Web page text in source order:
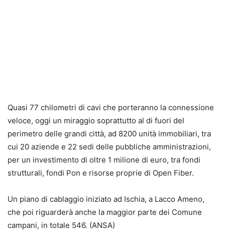
Quasi 77 chilometri di cavi che porteranno la connessione
veloce, oggi un miraggio soprattutto al di fuori del
perimetro delle grandi città, ad 8200 unità immobiliari, tra
cui 20 aziende e 22 sedi delle pubbliche amministrazioni,
per un investimento di oltre 1 milione di euro, tra fondi
strutturali, fondi Pon e risorse proprie di Open Fiber.
Un piano di cablaggio iniziato ad Ischia, a Lacco Ameno,
che poi riguarderà anche la maggior parte dei Comune
campani, in totale 546. (ANSA)